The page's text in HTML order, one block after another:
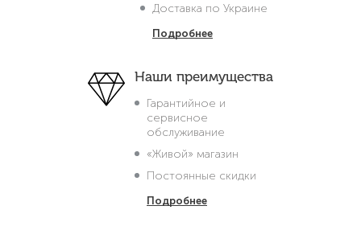
Доставка по Украине
Подробнее
Наши преимущества
Гарантийное и
сервисное
обслуживание
«Живой» магазин
Постоянные скидки
Подробнее